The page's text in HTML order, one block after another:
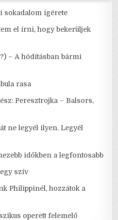
sokadalom ígérete
el írni, hogy bekerüljek
– A hódításban bármi
rasa
Peresztrojka – Balsors,
ne legyél ilyen. Legyél
időkben a legfontosabb
szív
Philippinél, hozzátok a
operett felemelő